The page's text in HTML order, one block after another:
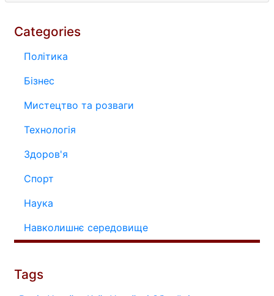
Categories
Політика
Бізнес
Мистецтво та розваги
Технологія
Здоров'я
Спорт
Наука
Навколишнє середовище
Tags